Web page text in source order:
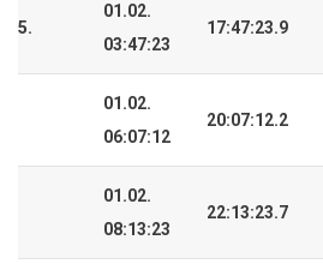
5.
01.02.
03:47:23
17:47:23.9
01.02.
06:07:12
20:07:12.2
01.02.
08:13:23
22:13:23.7